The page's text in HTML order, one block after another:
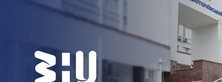
ВСТУПНА КАМПАНІЯ
БІБЛІОТЕКА